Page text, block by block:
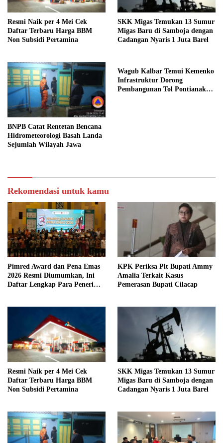
Resmi Naik per 4 Mei Cek
Daftar Terbaru Harga BBM
Non Subsidi Pertamina
SKK Migas Temukan 13 Sumur
Migas Baru di Samboja dengan
Cadangan Nyaris 1 Juta Barel
BNPB Catat Rentetan Bencana
Hidrometeorologi Basah Landa
Sejumlah Wilayah Jawa
Wagub Kalbar Temui Kemenko
Infrastruktur Dorong
Pembangunan Tol Pontianak
Rekomendasi untuk kamu
Pimred Award dan Pena Emas
2026 Resmi Diumumkan, Ini
Daftar Lengkap Para Penerima
KPK Periksa Plt Bupati Ammy
Amalia Terkait Kasus
Pemerasan Bupati Cilacap
Resmi Naik per 4 Mei Cek
Daftar Terbaru Harga BBM
Non Subsidi Pertamina
SKK Migas Temukan 13 Sumur
Migas Baru di Samboja dengan
Cadangan Nyaris 1 Juta Barel